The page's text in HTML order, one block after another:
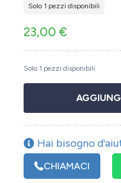
Solo 1 pezzi disponibili
23,00 €
Solo 1 pezzi disponibili
Hai bisogno
CHIAMACI